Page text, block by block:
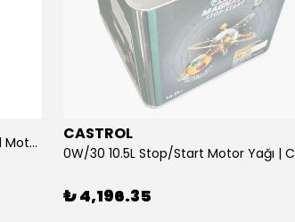
0W/20 6.2L Motor Yağı | FMY (Ford Motor Yağları) CASTROL
₺ 4,196.35